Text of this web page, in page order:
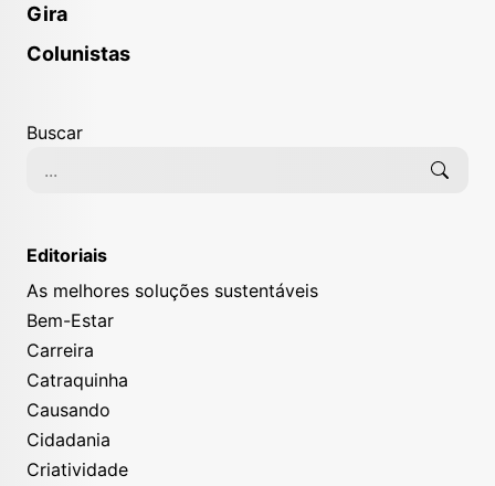
Gira
Colunistas
Buscar
Editoriais
As melhores soluções sustentáveis
Bem-Estar
Carreira
Catraquinha
Causando
Cidadania
Criatividade